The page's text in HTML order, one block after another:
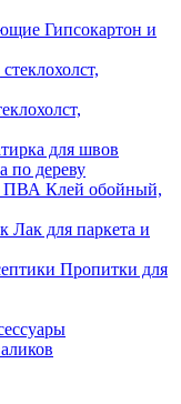
Гипсокартон и
для швов
по дереву
Клей обойный,
Лак для паркета и
Пропитки для